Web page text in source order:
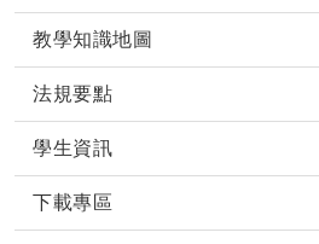
教學知識地圖
法規要點
學生資訊
下載專區